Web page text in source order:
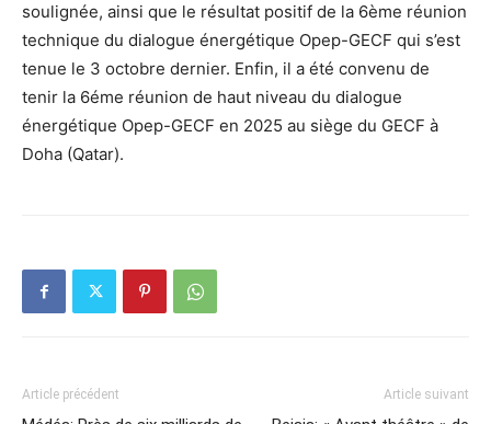
soulignée, ainsi que le résultat positif de la 6ème réunion
technique du dialogue énergétique Opep-GECF qui s’est
tenue le 3 octobre dernier. Enfin, il a été convenu de
tenir la 6éme réunion de haut niveau du dialogue
énergétique Opep-GECF en 2025 au siège du GECF à
Doha (Qatar).
Article précédent Article suivant